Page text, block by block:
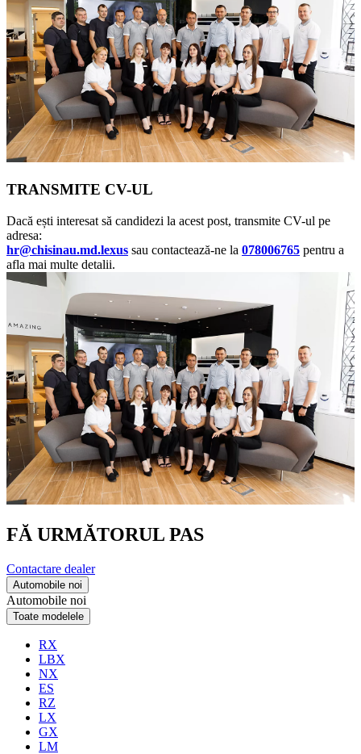
TRANSMITE CV-UL
Dacă ești interesat să candidezi la acest post, transmite CV-ul pe
adresa:
hr@chisinau.md.lexus sau contactează-ne la 078006765 pentru a
afla mai multe detalii.
FĂ URMĂTORUL PAS
Contactare dealer
Automobile noi
Automobile noi
Toate modelele
RX
LBX
NX
ES
RZ
LX
GX
LM